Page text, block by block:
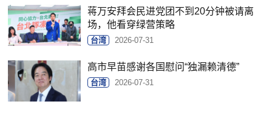
蒋万安拜会民进党团不到20分钟被请离
场，他看穿绿营策略
台湾 2026-07-31
高市早苗感谢各国慰问“独漏赖清德”
台湾 2026-07-31